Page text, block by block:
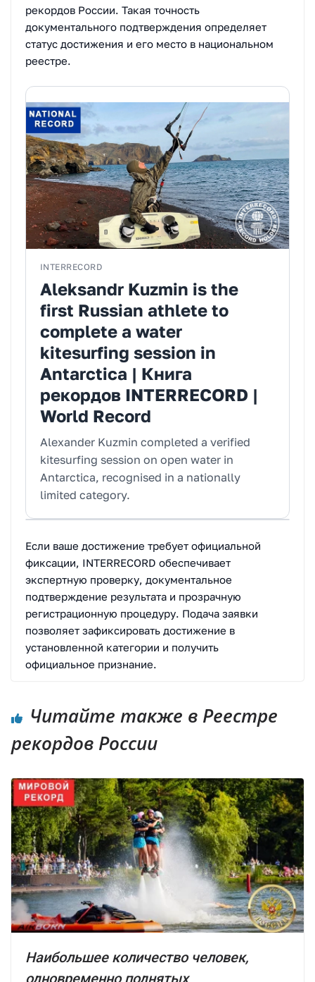
рекордов России. Такая точность
документального подтверждения определяет
статус достижения и его место в национальном
реестре.
INTERRECORD
Aleksandr Kuzmin is the
first Russian athlete to
complete a water
kitesurfing session in
Antarctica | Книга
рекордов INTERRECORD |
World Record
Alexander Kuzmin completed a verified
kitesurfing session on open water in
Antarctica, recognised in a nationally
limited category.
Если ваше достижение требует официальной
фиксации, INTERRECORD обеспечивает
экспертную проверку, документальное
подтверждение результата и прозрачную
регистрационную процедуру. Подача заявки
позволяет зафиксировать достижение в
установленной категории и получить
официальное признание.
Читайте также в Реестре
рекордов России
Наибольшее количество человек,
одновременно поднятых